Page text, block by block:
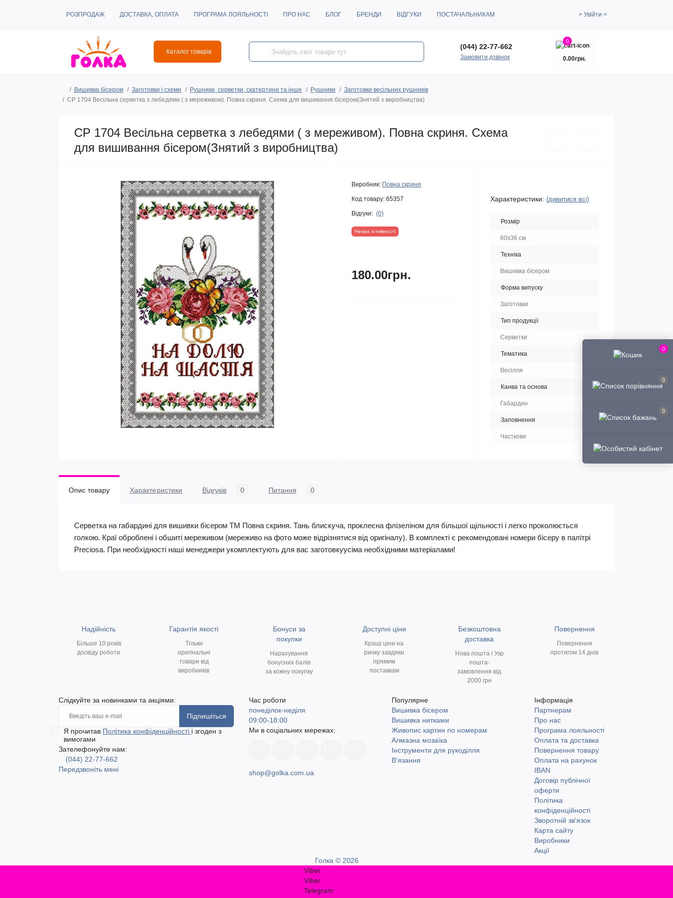
0
0
0
РОЗПРОДАЖ ДОСТАВКА, ОПЛАТА ПРОГРАМА ЛОЯЛЬНОСТІ ПРО НАС БЛОГ БРЕНДИ ВІДГУКИ ПОСТАЧАЛЬНИКАМ > Увійти <
Каталог товарів
(044) 22-77-662
Замовити дзвінок
0
0.00грн.
Вишивка бісером Заготовки і схеми Рушники, серветки, скатертини та інше Рушники
Заготовки весільних рушників
СР 1704 Весільна серветка з лебедями ( з мереживом). Повна скриня. Схема для вишивання бісером(Знятий з виробництва)
СР 1704 Весільна серветка з лебедями ( з мереживом). Повна скриня. Схема
для вишивання бісером(Знятий з виробництва)
Виробник: Повна скриня
Код товару: 65357
Відгуки: (0)
Немає в нявності
180.00грн.
Характеристики: (дивитися всі)
Розмір
60х36 см
Техніка
Вишивка бісером
Форма випуску
Заготовки
Тип продукції
Серветки
Тематика
Весілля
Канва та основа
Габардин
Заповнення
Часткове
Опис товару Характеристики Відгуків 0 Питання 0
Серветка на габардині для вишивки бісером ТМ Повна скриня. Тань блискуча, проклеєна флізеліном для більшої щільності і легко проколюється
голкою. Краї оброблені і обшиті мереживом (мереживо на фото може відрізнятися від оригіналу). В комплекті є рекомендовані номери бісеру в палітрі
Preciosa. При необхідності наші менеджери укомплектують для вас заготовкуусіма необхідними матеріалами!
Надійність
Більше 10 років
досвіду роботи
Гарантія якості
Тільки
оригінальні
товари від
виробників
Бонуси за
покупки
Нарахування
бонусних балів
за кожну покупку
Доступні ціни
Кращі ціни на
ринку завдяки
прямим
поставкам
Безкоштовна
доставка
Нова пошта і Укр
пошта-
замовлення від
2000 грн
Повернення
Повернення
протягом 14 днів
Слідкуйте за новинками та акціями:
Підпишіться
Я прочитав Політика конфіденційності і згоден з
вимогами
Зателефонуйте нам:
(044) 22-77-662
Передзвоніть мені
Час роботи
понеділок-неділя
09:00-18:00
Ми в соціальних мережах:
shop@golka.com.ua
Популярне
Вишивка бісером
Вишивка нитками
Живопис картин по номерам
Алмазна мозаїка
Інструменти для рукоділля
В'язання
Інформація
Партнерам
Про нас
Програма лояльності
Оплата та доставка
Повернення товару
Оплата на рахунок
IBAN
Договір публічної
оферти
Політика
конфіденційності
Зворотній зв'язок
Карта сайту
Виробники
Акції
Голка © 2026
Viber
Viber
Telegram